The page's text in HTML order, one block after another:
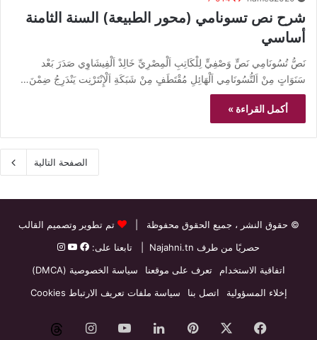
شرح نص تسونامي (محور الطبيعة) السنة الثامنة
أساسي
نَصُّ تُسُونَامِي نَصٍّ وَصْفِيٍّ لِلْكَاتِبِ اَلْمِصْرِيِّ خَالِدْ اَلْفِيشَاوِي صَدَرَ بَعْد
سَنَوَاتٍ مِنْ اَلتُّسُونَامِي اَلْهَائِلِ مُقْتَطَفٍ مِنْ شَبَكَةِ اَلْإِنْتَرْنِت يَنْدَرِجُ ضِمْنَ…
أكمل القراءة »
الصفحة التالية
© حقوق النشر ، جميع الحقوق محفوظة |
تم تطوير وتصميم القالب
حصريًا من طرف Najahni.tn | تابعنا على:
اتفاقية الاستخدام
تعرف على موقعنا
سياسة الخصوصية (DMCA)
إخلاء المسؤولية
اتصل بنا سياسة ملفات تعريف الارتباط Cookies
فيسبوك بينتيريستلينكدإن‫YouTubeانستقرام